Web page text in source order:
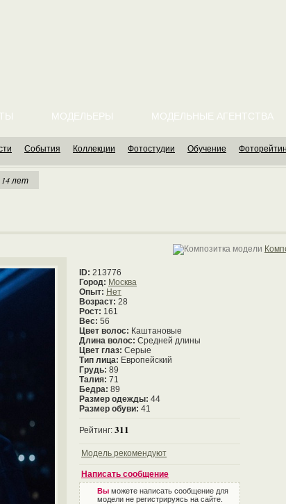
МОДЕЛЬЕРЫ МОДЕЛЬНЫЕ АГЕНТСТВА
События Коллекции Фотостудии Обучение
лет
ID: 213776
Город: Москва
Опыт: Нет
Возраст: 28
Рост: 161
Вес: 56
Цвет волос: Каштановые
Длина волос: Средней длины
Цвет глаз: Серые
Тип лица: Европейский
Грудь: 89
Талия: 71
Бедра: 89
Размер одежды: 44
Размер обуви: 41
Рейтинг: 311
Модель рекомендуют
Написать сообщение
Вы можете написать сообщение для
модели не регистрируясь на сайте.